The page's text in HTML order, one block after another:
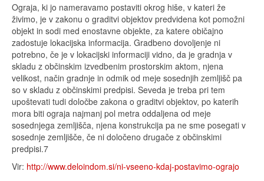
Ograja, ki jo nameravamo postaviti okrog hiše, v kateri že
živimo, je v zakonu o graditvi objektov predvidena kot pomožni
objekt in sodi med enostavne objekte, za katere običajno
zadostuje lokacijska informacija. Gradbeno dovoljenje ni
potrebno, če je v lokacijski informaciji vidno, da je gradnja v
skladu z občinskim izvedbenim prostorskim aktom, njena
velikost, način gradnje in odmik od meje sosednjih zemljišč pa
so v skladu z občinskimi predpisi. Seveda je treba pri tem
upoštevati tudi določbe zakona o graditvi objektov, po katerih
mora biti ograja najmanj pol metra oddaljena od meje
sosednjega zemljišča, njena konstrukcija pa ne sme posegati v
sosednje zemljišče, če ni določeno drugače z občinskimi
predpisi.7
Vir: http://www.deloindom.si/ni-vseeno-kdaj-postavimo-ograjo